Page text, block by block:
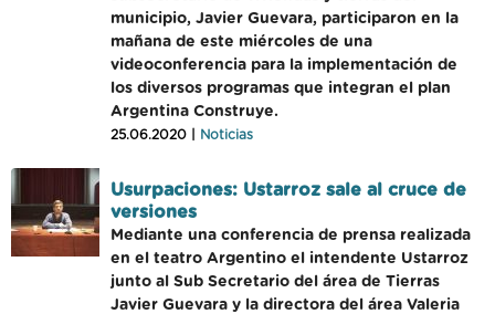
municipio, Javier Guevara, participaron en la
mañana de este miércoles de una
videoconferencia para la implementación de
los diversos programas que integran el plan
Argentina Construye.
25.06.2020 | Noticias
Usurpaciones: Ustarroz sale al cruce de
versiones
Mediante una conferencia de prensa realizada
en el teatro Argentino el intendente Ustarroz
junto al Sub Secretario del área de Tierras
Javier Guevara y la directora del área Valeria